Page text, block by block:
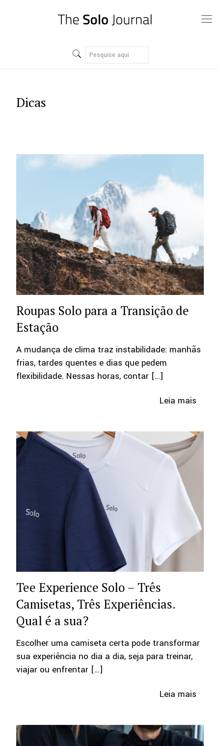
Dicas
Roupas Solo para a Transição de
Estação
A mudança de clima traz instabilidade: manhãs
frias, tardes quentes e dias que pedem
flexibilidade. Nessas horas, contar […]
Leia mais
Tee Experience Solo – Três
Camisetas, Três Experiências.
Qual é a sua?
Escolher uma camiseta certa pode transformar
sua experiência no dia a dia, seja para treinar,
viajar ou enfrentar […]
Leia mais